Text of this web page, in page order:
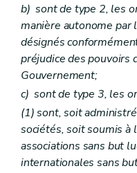
b) sont de type 2, les
manière autonome par
désignés
préjudice des
Gouvernement;
c) sont de type 3, les
(1) sont, soit
sociétés, soit soumis
associations sans but
internationales sans